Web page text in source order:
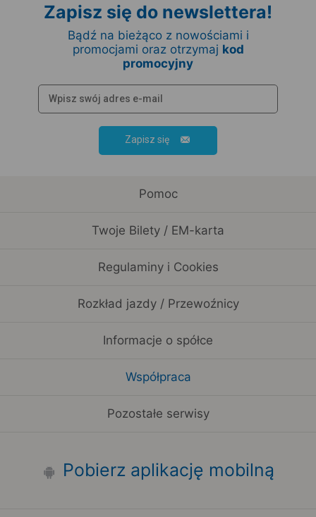
Zapisz się do newslettera!
Bądź na bieżąco z nowościami i
promocjami oraz otrzymaj kod
promocyjny
Zapisz się
Pomoc
Twoje Bilety / EM-karta
Regulaminy i Cookies
Rozkład jazdy / Przewoźnicy
Informacje o spółce
Współpraca
Pozostałe serwisy
Pobierz aplikację mobilną